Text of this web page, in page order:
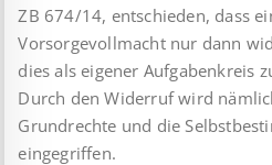
ZB 674/14, entschieden, dass
Vorsorgevollmacht nur dann
dies als eigener Aufgabenkreis
Durch den Widerruf wird
Grundrechte und die
eingegriffen.